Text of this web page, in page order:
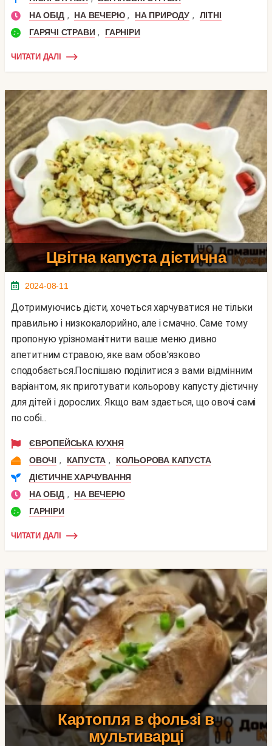
НА ОБІД , НА ВЕЧЕРЮ , НА ПРИРОДУ ,
ЛІТНІ
ГАРЯЧІ СТРАВИ , ГАРНІРИ
ЧИТАТИ ДАЛІ
Цвітна капуста дієтична
2024-08-11
Дотримуючись дієти, хочеться харчуватися не тільки
правильно і низкокалорийно, але і смачно. Саме тому
пропоную урізноманітнити ваше меню дивно
апетитним стравою, яке вам обов'язково
сподобається.Поспішаю поділитися з вами відмінним
варіантом, як приготувати кольорову капусту дієтичну
для дітей і дорослих. Якщо вам здається, що овочі самі
по собі...
ЄВРОПЕЙСЬКА КУХНЯ
ОВОЧІ , КАПУСТА ,
КОЛЬОРОВА КАПУСТА
ДІЄТИЧНЕ ХАРЧУВАННЯ
НА ОБІД ,
НА ВЕЧЕРЮ
ГАРНІРИ
ЧИТАТИ ДАЛІ
Картопля в фользі в
мультиварці